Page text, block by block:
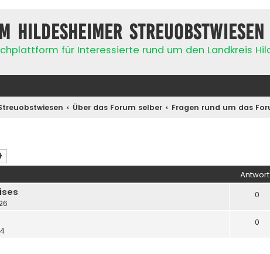
Hildesheimer Streuobstwiesen
für Interessierte rund um den Landkreis
Über das Forum selber Fragen rund um das
0
0